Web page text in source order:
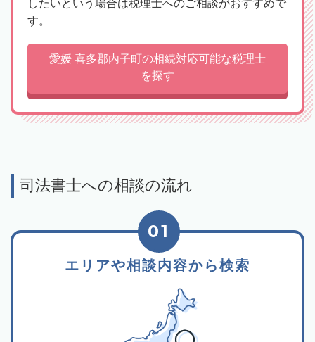
したいという場合は税理士へのご相談がおすすめで
す。
愛媛 喜多郡内子町の相続対応可能な税理士
を探す
司法書士への相談の流れ
エリアや相談内容から検索
01